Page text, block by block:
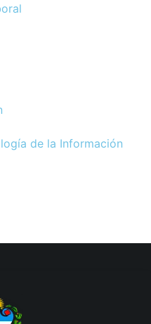
de la Información